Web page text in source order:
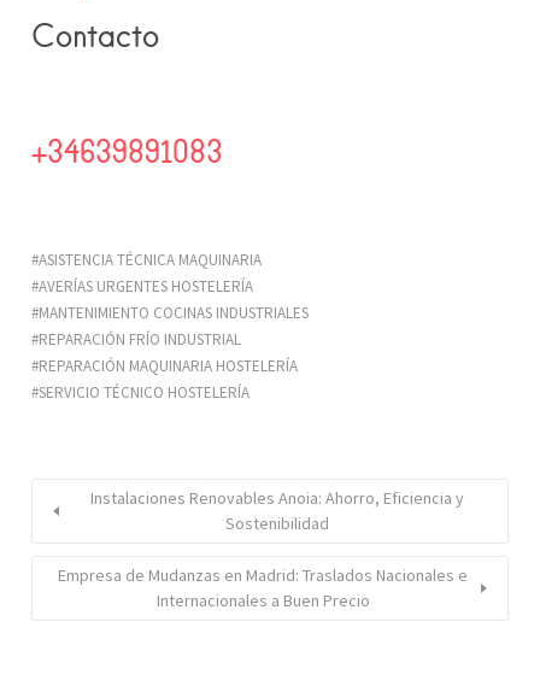
Contacto
+34639891083
ASISTENCIA TÉCNICA MAQUINARIA
AVERÍAS URGENTES HOSTELERÍA
MANTENIMIENTO COCINAS INDUSTRIALES
REPARACIÓN FRÍO INDUSTRIAL
REPARACIÓN MAQUINARIA HOSTELERÍA
SERVICIO TÉCNICO HOSTELERÍA
Instalaciones Renovables Anoia: Ahorro, Eficiencia y
Sostenibilidad
Empresa de Mudanzas en Madrid: Traslados Nacionales e
Internacionales a Buen Precio